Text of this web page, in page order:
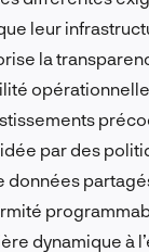
leur
la
par des
données
dynamique à